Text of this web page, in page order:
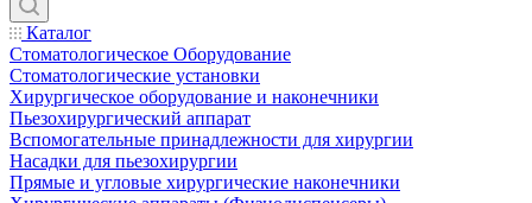
Каталог
Стоматологическое Оборудование
Стоматологические установки
Хирургическое оборудование и наконечники
Пьезохирургический аппарат
Вспомогательные принадлежности для хирургии
Насадки для пьезохирургии
Прямые и угловые хирургические наконечники